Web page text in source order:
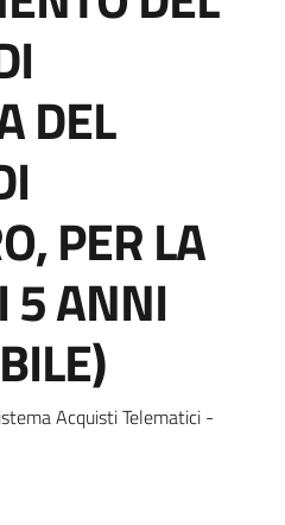
DEL
PER LA
5 ANNI
Acquisti Telematici -